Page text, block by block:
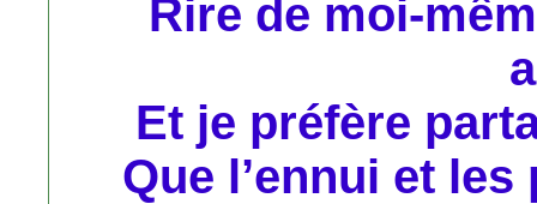
Rire de moi-
Et je préfère
Que l’ennui et